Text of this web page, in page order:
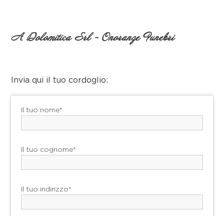
A Dolomitica Srl - Onoranze Funebri
Invia qui il tuo cordoglio:
Il tuo nome*
Il tuo cognome*
Il tuo indirizzo*